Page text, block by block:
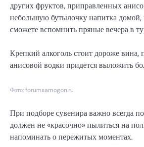
других фруктов, приправленных
небольшую бутылочку напитка
сможете вспомнить пряные вечера в
Крепкий алкоголь стоит дороже вина,
анисовой водки придется выложить
Фото: forumsamogon.ru
При подборе сувенира важно всегда
должен не «красочно» пылиться на
напоминать о пережитых моментах.